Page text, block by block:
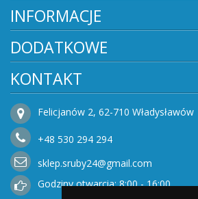
INFORMACJE
DODATKOWE
KONTAKT
Felicjanów 2, 62-710 Władysławów
+48 530 294 294
sklep.sruby24@gmail.com
Godziny otwarcia: 8:00 - 16:00